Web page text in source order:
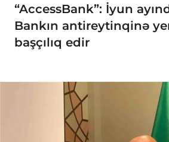
“AccessBank”: İyun
Bankın antireytinqinə
başçılıq edir